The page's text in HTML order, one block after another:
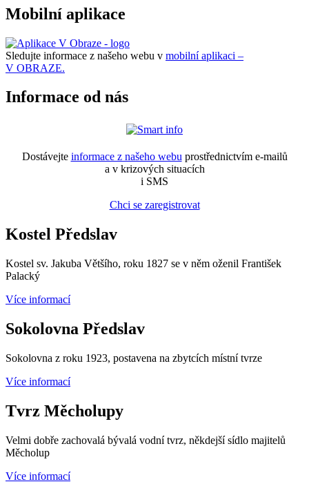
Mobilní aplikace
Sledujte informace z našeho webu v mobilní aplikaci –
V OBRAZE.
Informace od nás
Dostávejte informace z našeho webu prostřednictvím e-mailů
a v krizových situacích
i SMS
Chci se zaregistrovat
Kostel Předslav
Kostel sv. Jakuba Většího, roku 1827 se v něm oženil František
Palacký
Více informací
Sokolovna Předslav
Sokolovna z roku 1923, postavena na zbytcích místní tvrze
Více informací
Tvrz Měcholupy
Velmi dobře zachovalá bývalá vodní tvrz, někdejší sídlo majitelů
Měcholup
Více informací